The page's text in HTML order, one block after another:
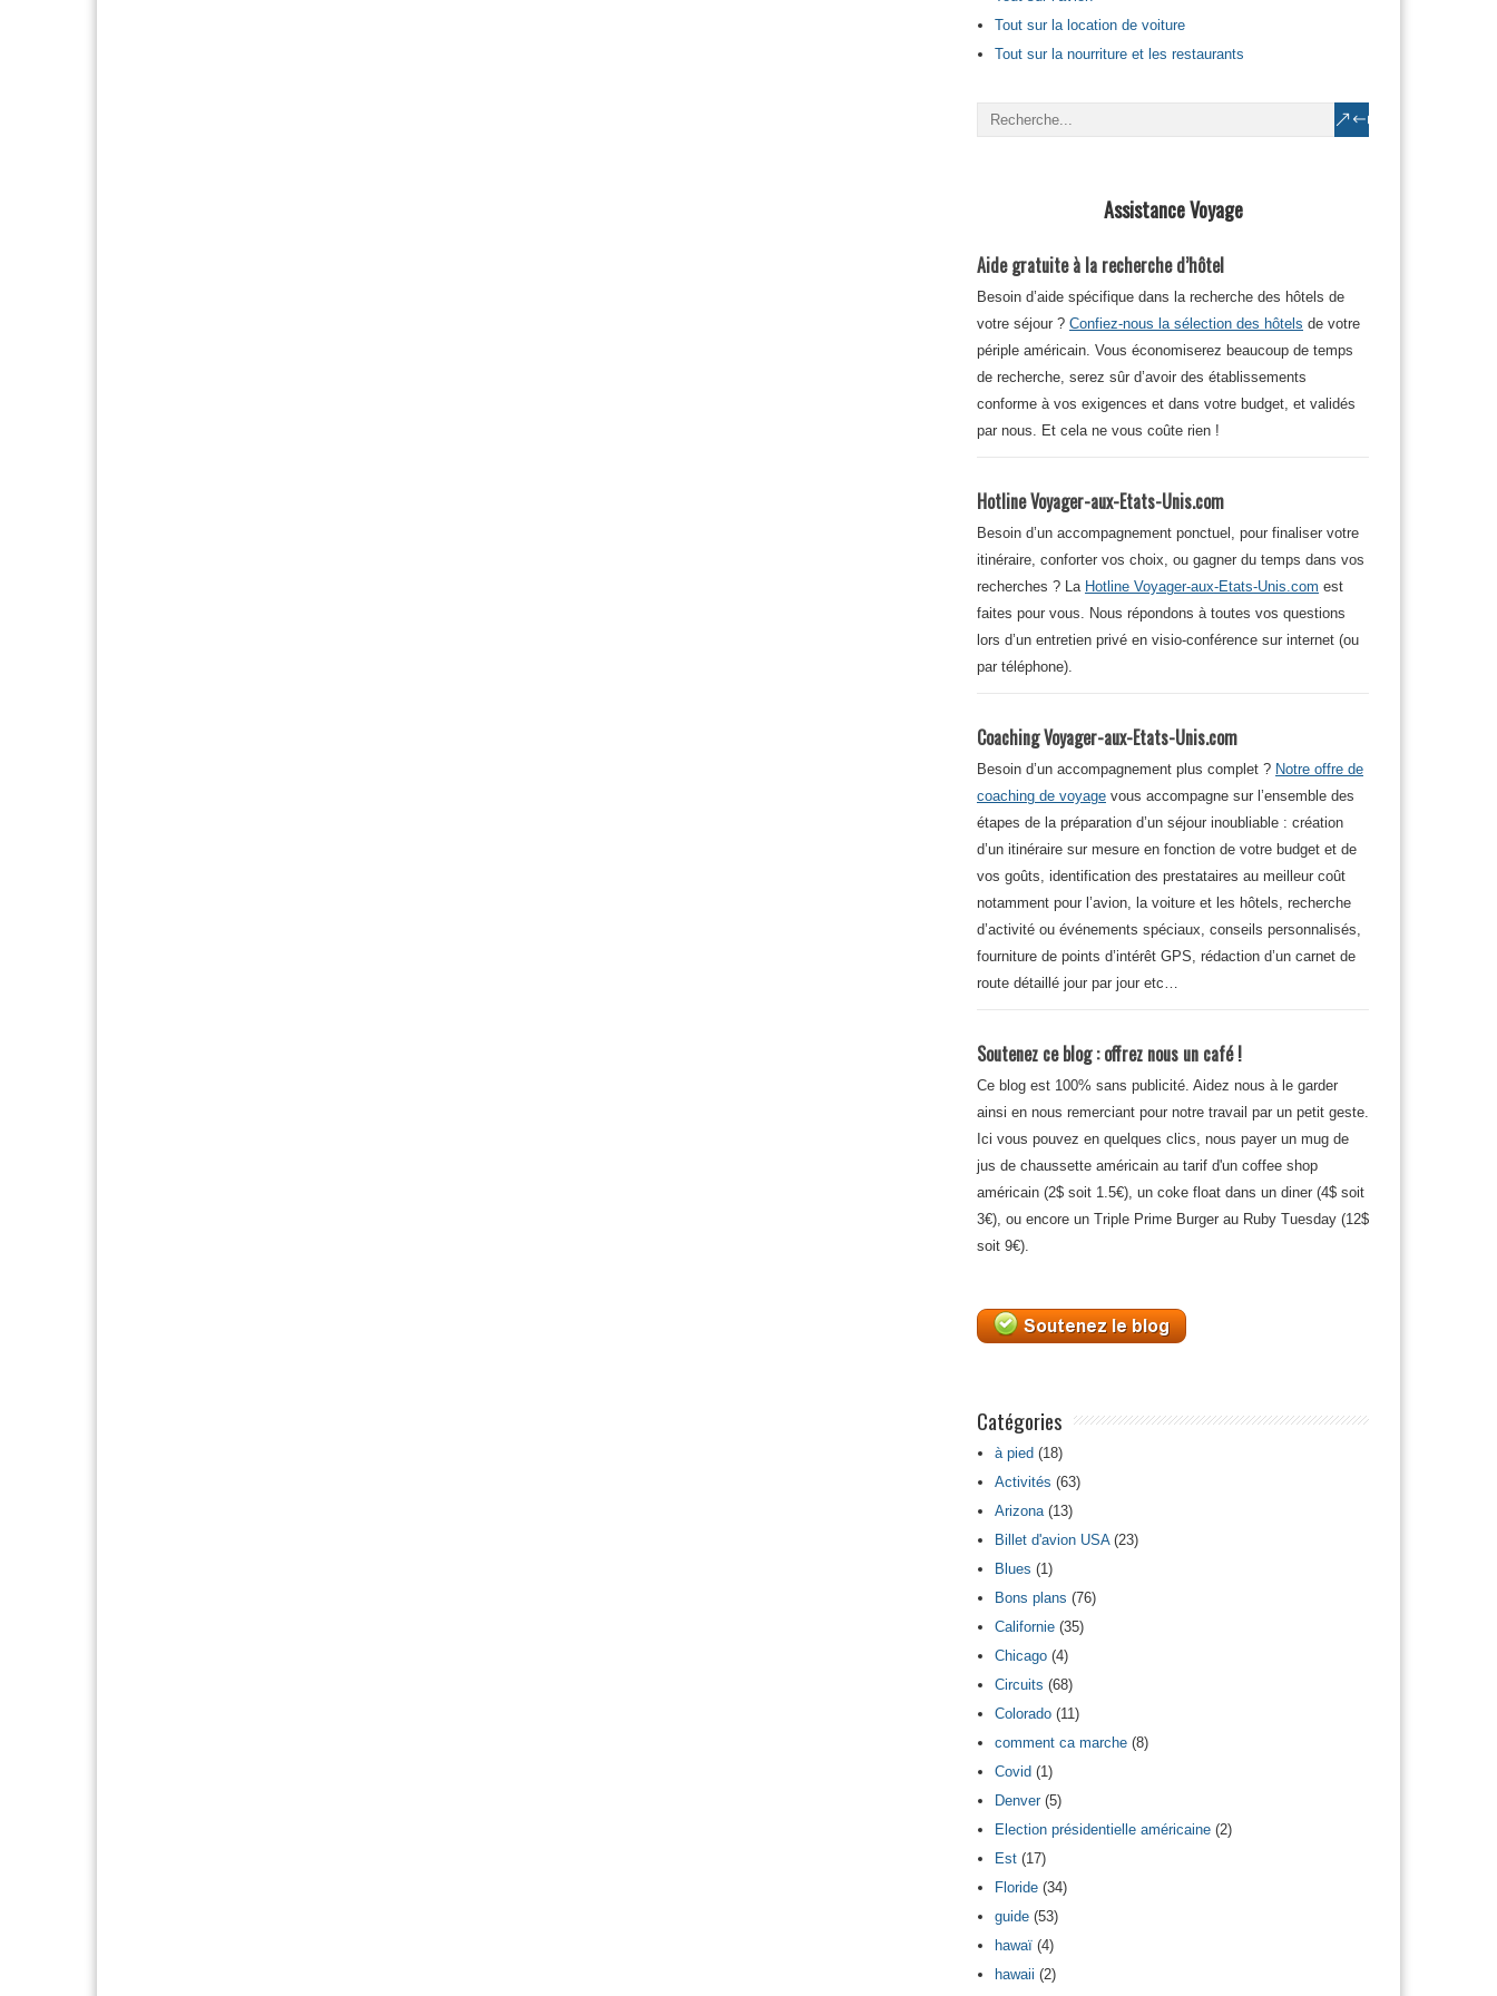
Tout sur la location de voiture
Tout sur la nourriture et les restaurants
Assistance Voyage
Aide gratuite à la recherche d’hôtel
Besoin d’aide spécifique dans la recherche des hôtels de
votre séjour ? Confiez-nous la sélection des hôtels de votre
périple américain. Vous économiserez beaucoup de temps
de recherche, serez sûr d’avoir des établissements
conforme à vos exigences et dans votre budget, et validés
par nous. Et cela ne vous coûte rien !
Hotline Voyager-aux-Etats-Unis.com
Besoin d’un accompagnement ponctuel, pour finaliser votre
itinéraire, conforter vos choix, ou gagner du temps dans vos
recherches ? La Hotline Voyager-aux-Etats-Unis.com est
faites pour vous. Nous répondons à toutes vos questions
lors d’un entretien privé en visio-conférence sur internet (ou
par téléphone).
Coaching Voyager-aux-Etats-Unis.com
Besoin d’un accompagnement plus complet ? Notre offre de
coaching de voyage vous accompagne sur l’ensemble des
étapes de la préparation d’un séjour inoubliable : création
d’un itinéraire sur mesure en fonction de votre budget et de
vos goûts, identification des prestataires au meilleur coût
notamment pour l’avion, la voiture et les hôtels, recherche
d’activité ou événements spéciaux, conseils personnalisés,
fourniture de points d’intérêt GPS, rédaction d’un carnet de
route détaillé jour par jour etc…
Soutenez ce blog : offrez nous un café !
Ce blog est 100% sans publicité. Aidez nous à le garder
ainsi en nous remerciant pour notre travail par un petit geste.
Ici vous pouvez en quelques clics, nous payer un mug de
jus de chaussette américain au tarif d'un coffee shop
américain (2$ soit 1.5€), un coke float dans un diner (4$ soit
3€), ou encore un Triple Prime Burger au Ruby Tuesday (12$
soit 9€).
Catégories
à pied (18)
Activités (63)
Arizona(13)
Billet d'avion USA(23)
Blues (1)
Bons plans (76)
Californie (35)
Chicago (4)
Circuits (68)
Colorado (11)
comment ca marche (8)
Covid (1)
Denver(5)
Election présidentielle américaine (2)
Est (17)
Floride (34)
guide (53)
hawaï (4)
hawaii (2)